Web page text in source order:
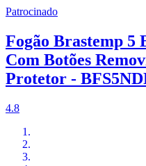
Patrocinado
Fogão Brastemp 5
Com Botões
Protetor -
4.8